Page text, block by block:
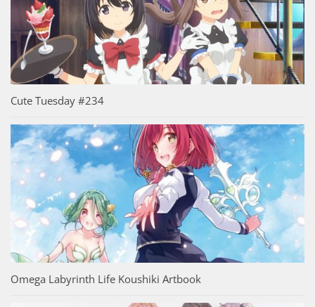
Cute Tuesday #234
Omega Labyrinth Life Koushiki Artbook